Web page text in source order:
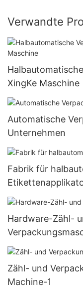
Verwandte
XingKe Maschine
Automatische
Unternehmen
Fabrik für
Hardware-Zähl-
Zähl- und
Machine-1